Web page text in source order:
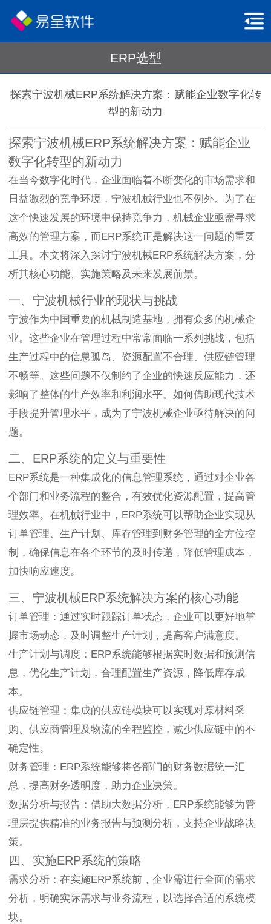
ERP选型
探索宁波机械ERP系统解决方案：赋能企业数字化转
型的新动力
探索宁波机械ERP系统解决方案：赋能企业
数字化转型的新动力
在当今数字化时代，企业面临着不断变化的市场需求和
日益激烈的竞争环境，宁波机械行业也不例外。为了在
这个快速发展的环境中保持竞争力，机械企业亟需寻求
高效的管理方案，而ERP系统正是解决这一问题的重要
工具。本文将深入探讨宁波机械ERP系统解决方案，分
析其核心功能、实施策略及未来发展前景。
一、宁波机械行业的现状与挑战
宁波作为中国重要的机械制造基地，拥有众多的机械企
业。这些企业在管理过程中常常面临一系列挑战，包括
生产过程中的信息孤岛、资源配置不合理、供应链管理
不畅等。这些问题不仅制约了企业的快速反应能力，还
影响了整体的生产效率和利润水平。如何借助现代技术
手段提升管理水平，成为了宁波机械企业亟待解决的问
题。
二、ERP系统的定义与重要性
ERP系统是一种集成化的信息管理系统，通过对企业各
个部门和业务流程的整合，有效优化资源配置，提高管
理效率。在机械行业中，ERP系统可以帮助企业实现从
订单管理、生产计划、库存管理到财务管理的全方位控
制，确保信息在各个环节的及时传递，降低管理成本，
加快响应速度。
三、宁波机械ERP系统解决方案的核心功能
订单管理：通过实时跟踪订单状态，企业可以更好地掌
握市场动态，及时调整生产计划，提高客户满意度。
生产计划与调度：ERP系统能够根据实时数据和预测信
息，优化生产计划，合理配置生产资源，降低库存成
本。
供应链管理：集成的供应链模块可以实现对原材料采
购、供应商管理及物流的全程监控，减少供应链中的不
确定性。
财务管理：ERP系统能够将各部门的财务数据统一汇
总，提高财务透明度，助力企业决策。
数据分析与报告：借助大数据分析，ERP系统能够为管
理层提供精准的业务报告与预测分析，支持企业战略决
策。
四、实施ERP系统的策略
需求分析：在实施ERP系统前，企业需进行全面的需求
分析，明确实际需求与业务流程，以选择合适的系统模
块。